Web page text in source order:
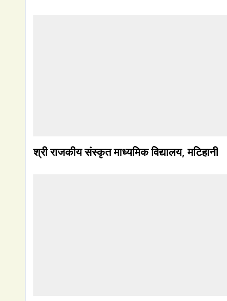
श्री राजकीय संस्कृत माध्यमिक विद्यालय, मटिहानी